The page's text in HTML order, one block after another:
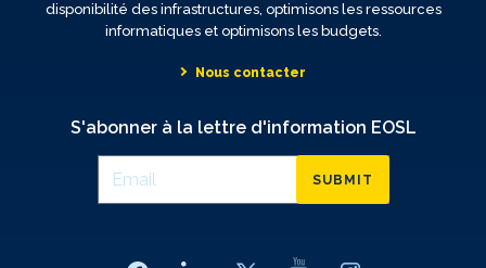
disponibilité des infrastructures, optimisons les ressources
informatiques et optimisons les budgets.
Nous contacter
S'abonner à la lettre d'information EOSL
SUBMIT